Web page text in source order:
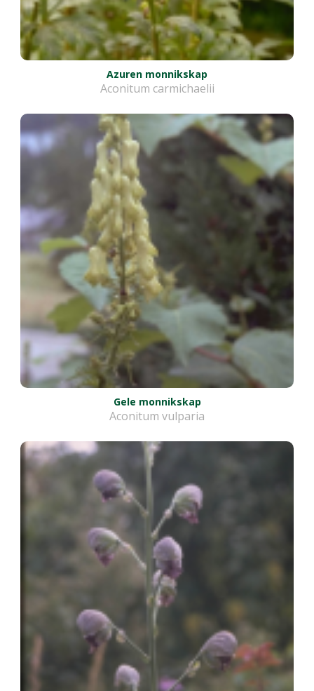
Azuren monnikskap
Aconitum carmichaelii
Gele monnikskap
Aconitum vulparia